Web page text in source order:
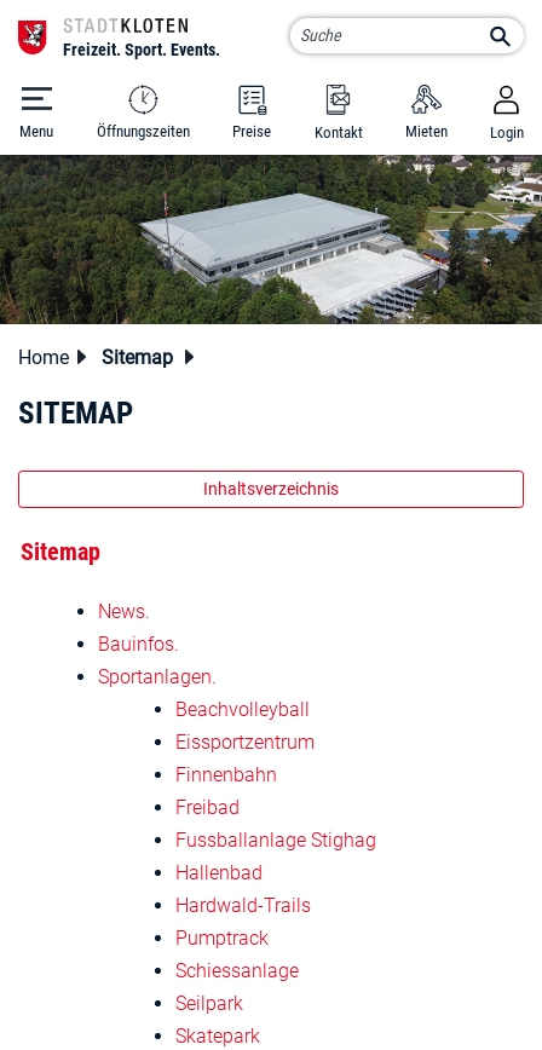
zur Startseite
Direkt zur Hauptnavigation
Direkt zum Inhalt
Direkt zur Suche
Direkt zum Stichwortverzeichnis
Kloten Schluefweg
Öffnungszeiten Preise Kontakt Mieten Login
Menu
Home Sitemap
SITEMAP
Inhaltsverzeichnis
Sitemap
News.
Bauinfos.
Sportanlagen.
Beachvolleyball
Eissportzentrum
Finnenbahn
Freibad
Fussballanlage Stighag
Hallenbad
Hardwald-Trails
Pumptrack
Schiessanlage
Seilpark
Skatepark